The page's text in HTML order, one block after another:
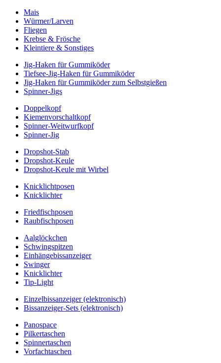
Mais
Würmer/Larven
Fliegen
Krebse & Frösche
Kleintiere & Sonstiges
Jig-Haken für Gummiköder
Tiefsee-Jig-Haken für Gummiköder
Jig-Haken für Gummiköder zum Selbstgießen
Spinner-Jigs
Doppelkopf
Kiemenvorschaltkopf
Spinner-Weitwurfkopf
Spinner-Jig
Dropshot-Stab
Dropshot-Keule
Dropshot-Keule mit Wirbel
Knicklichtposen
Knicklichter
Friedfischposen
Raubfischposen
Aalglöckchen
Schwingspitzen
Einhängebissanzeiger
Swinger
Knicklichter
Tip-Light
Einzelbissanzeiger (elektronisch)
Bissanzeiger-Sets (elektronisch)
Panospace
Pilkertaschen
Spinnertaschen
Vorfachtaschen